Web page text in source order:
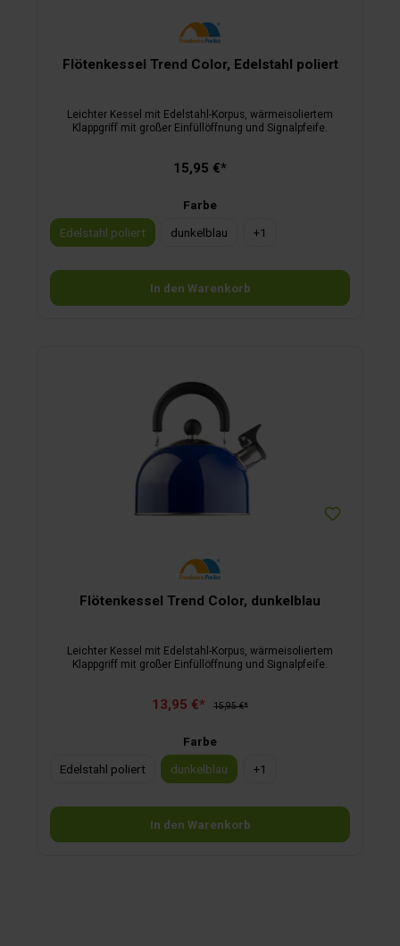
Flötenkessel Trend Color, Edelstahl poliert
Leichter Kessel mit Edelstahl-Korpus, wärmeisoliertem
Klappgriff mit großer Einfüllöffnung und Signalpfeife.
15,95 €*
Farbe
Edelstahl poliert
dunkelblau +1
In den Warenkorb
Flötenkessel Trend Color, dunkelblau
Leichter Kessel mit Edelstahl-Korpus, wärmeisoliertem
Klappgriff mit großer Einfüllöffnung und Signalpfeife.
13,95 €* 15,95 €*
Farbe
Edelstahl poliert
dunkelblau +1
In den Warenkorb